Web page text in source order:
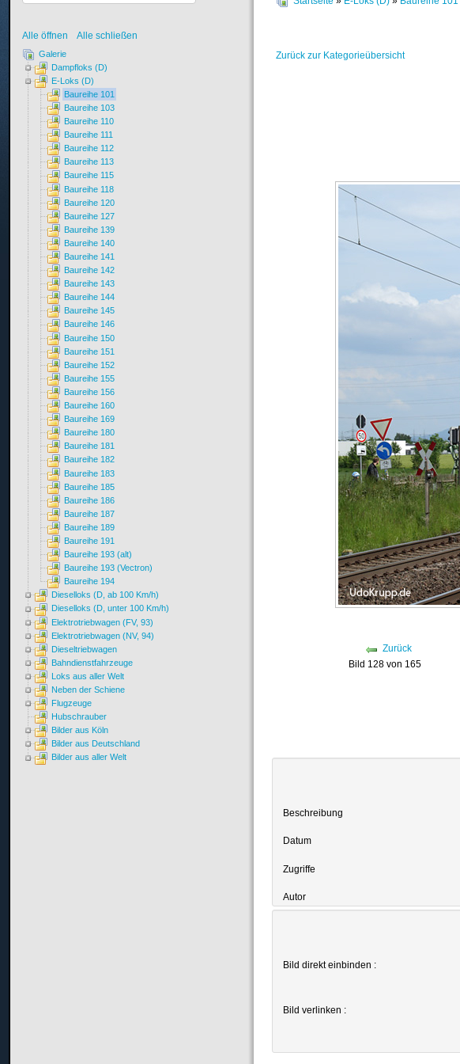
Zurück zur Kategorieübersicht
Zurück
Bild 128 von 165
Beschreibung
Datum
Zugriffe
Autor
Bild direkt einbinden :
Bild verlinken :
Alle öffnen Alle schließen
Galerie
Dampfloks (D)
E-Loks (D)
Baureihe 101
Baureihe 103
Baureihe 110
Baureihe 111
Baureihe 112
Baureihe 113
Baureihe 115
Baureihe 118
Baureihe 120
Baureihe 127
Baureihe 139
Baureihe 140
Baureihe 141
Baureihe 142
Baureihe 143
Baureihe 144
Baureihe 145
Baureihe 146
Baureihe 150
Baureihe 151
Baureihe 152
Baureihe 155
Baureihe 156
Baureihe 160
Baureihe 169
Baureihe 180
Baureihe 181
Baureihe 182
Baureihe 183
Baureihe 185
Baureihe 186
Baureihe 187
Baureihe 189
Baureihe 191
Baureihe 193 (alt)
Baureihe 193 (Vectron)
Baureihe 194
Dieselloks (D, ab 100 Km/h)
Dieselloks (D, unter 100 Km/h)
Elektrotriebwagen (FV, 93)
Elektrotriebwagen (NV, 94)
Dieseltriebwagen
Bahndienstfahrzeuge
Loks aus aller Welt
Neben der Schiene
Flugzeuge
Hubschrauber
Bilder aus Köln
Bilder aus Deutschland
Bilder aus aller Welt